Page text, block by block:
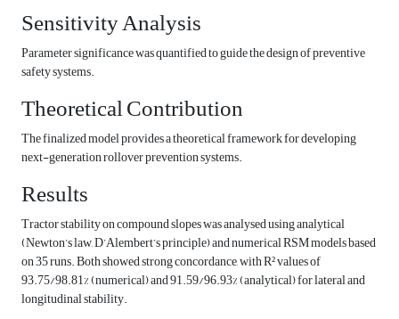
Sensitivity Analysis
Parameter significance was quantified to guide the design of preventive
safety systems.
Theoretical Contribution
The finalized model provides a theoretical framework for developing
next-generation rollover prevention systems.
Results
Tractor stability on compound slopes was analysed using analytical
(Newton’s law, D’Alembert’s principle) and numerical RSM models based
on 35 runs. Both showed strong concordance, with R² values of
93.75/98.81% (numerical) and 91.59/96.93% (analytical) for lateral and
longitudinal stability.